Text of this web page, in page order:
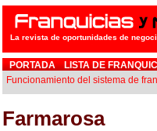
La revista de oportunidades de
PORTADA LISTA DE
Funcionamiento del sistema de
Farmarosa